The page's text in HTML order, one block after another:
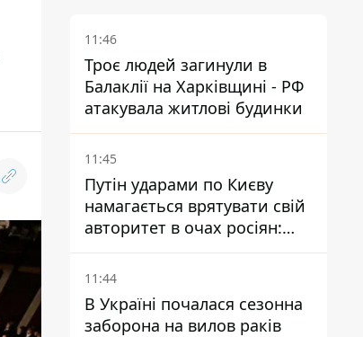
11:46
Троє людей загинули в
Балаклії на Харківщині - РФ
атакувала житлові будинки
11:45
Путін ударами по Києву
намагається врятувати свій
авторитет в очах росіян:
диктатор перебуває під
тиском - Sky News
11:44
В Україні почалася сезонна
заборона на вилов раків